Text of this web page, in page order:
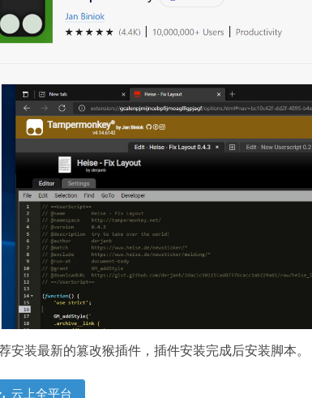
安装最新的篡改猴插件，插件安装完成后安装脚本。
云上全平台